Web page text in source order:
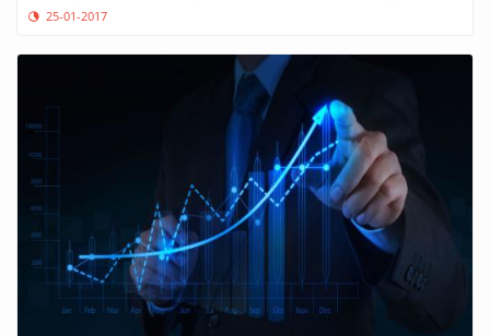
25-01-2017